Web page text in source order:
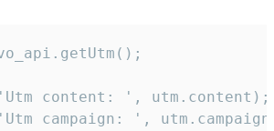
content: ', utm.content);
campaign: ',